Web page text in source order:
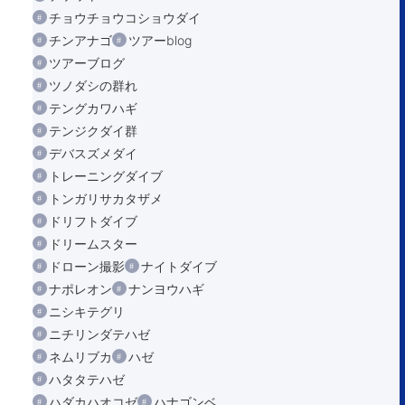
チョウチョウコショウダイ
チンアナゴ
ツアーblog
ツアーブログ
ツノダシの群れ
テングカワハギ
テンジクダイ群
デバスズメダイ
トレーニングダイブ
トンガリサカタザメ
ドリフトダイブ
ドリームスター
ドローン撮影
ナイトダイブ
ナポレオン
ナンヨウハギ
ニシキテグリ
ニチリンダテハゼ
ネムリブカ
ハゼ
ハタタテハゼ
ハダカハオコゼ
ハナゴンベ